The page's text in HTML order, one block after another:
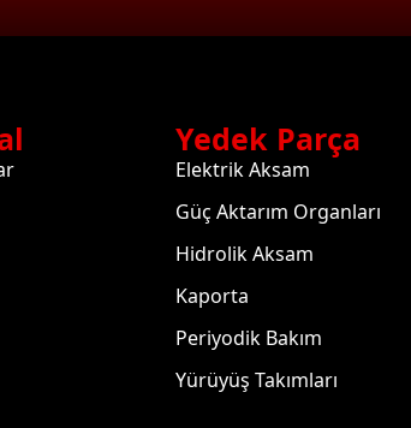
Yedek Parça
Elektrik Aksam
Güç Aktarım Organları
Hidrolik Aksam
Kaporta
Periyodik Bakım
Yürüyüş Takımları